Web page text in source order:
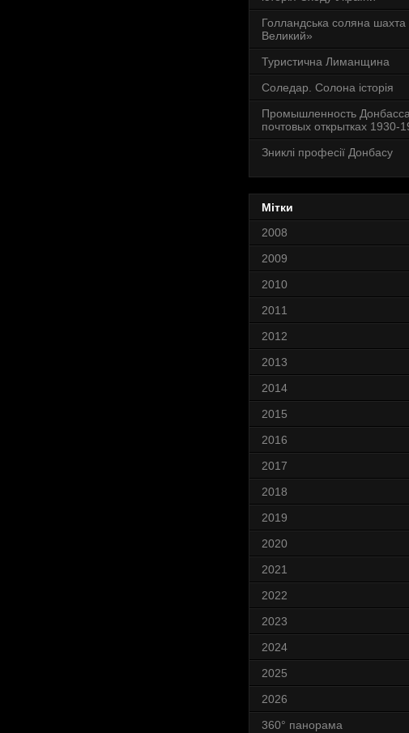
Голландська соляна
Великий»
Туристична Лиманщина
Соледар. Солона історія
Промышленность
почтовых открытках 1930-
Зниклі професії Донбасу
Мітки
2008
2009
2010
2011
2012
2013
2014
2015
2016
2017
2018
2019
2020
2021
2022
2023
2024
2025
2026
360° панорама